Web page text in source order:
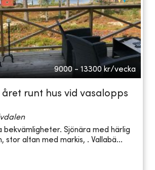
9000 - 13300 kr/vecka
året runt hus vid vasalopps
bekvämligheter. Sjönära med härlig
stor altan med markis, . Vallabä...